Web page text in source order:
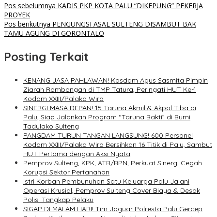
Pos sebelumnya KADIS PKP KOTA PALU “DIKEPUNG” PEKERJA
PROYEK
Pos berikutnya PENGUNGSI ASAL SULTENG DISAMBUT BAK
TAMU AGUNG DI GORONTALO
Posting Terkait
KENANG JASA PAHLAWAN! Kasdam Agus Sasmita Pimpin
Ziarah Rombongan di TMP Tatura, Peringati HUT Ke-1
Kodam XXIII/Palaka Wira
SINERGI MASA DEPAN! 15 Taruna Akmil & Akpol Tiba di
Palu, Siap Jalankan Program “Taruna Bakti” di Bumi
Tadulako Sulteng
PANGDAM TURUN TANGAN LANGSUNG! 600 Personel
Kodam XXIII/Palaka Wira Bersihkan 16 Titik di Palu, Sambut
HUT Pertama dengan Aksi Nyata
Pemprov Sulteng, KPK, ATR/BPN, Perkuat Sinergi Cegah
Korupsi Sektor Pertanahan
Istri Korban Pembunuhan Satu Keluarga Palu Jalani
Operasi Krusial, Pemprov Sulteng Cover Biaya & Desak
Polisi Tangkap Pelaku
SIGAP DI MALAM HARI! Tim Jaguar Polresta Palu Gercep